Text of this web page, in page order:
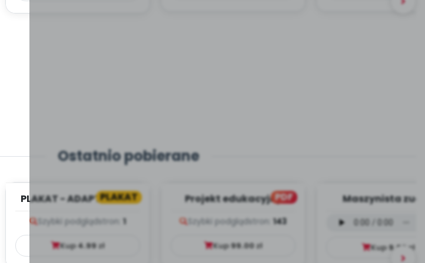
Ostatnio pobierane
PLAKAT
PLAKAT - ADAPTACJA -
Szybki podglądstron: 1
Kup4.99zł
PDF
Projekt edukacyjny
Szybki podglądstron: 143
Kup99.00zł
Maszynista
mp3)
Kup9.99 zł